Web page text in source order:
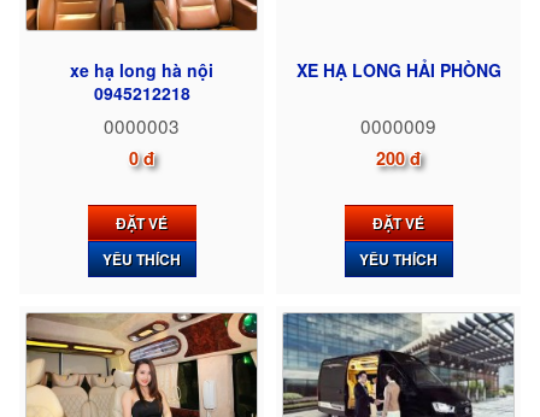
xe hạ long hà nội
0945212218
0000003
0 đ
ĐẶT VÉ
YÊU THÍCH
XE HẠ LONG HẢI PHÒNG
0000009
200 đ
ĐẶT VÉ
YÊU THÍCH